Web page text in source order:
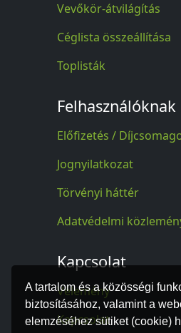
A tartalom és a közösségi
biztosításához, valamint a
elemzéséhez sütiket (cookie)
Vevőkör-átvilágítás
Céglista összeállítása
Toplisták
Felhasználóknak
Előfizetés /
Jognyilatkozat
Törvényi háttér
Adatvédelmi
Kapcsolat
Vélemény
Kapcsolat